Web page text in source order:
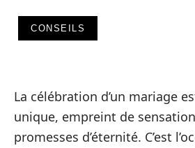
CONSEILS
La célébration d’un mariage
unique, empreint de
promesses d’éternité. C’est